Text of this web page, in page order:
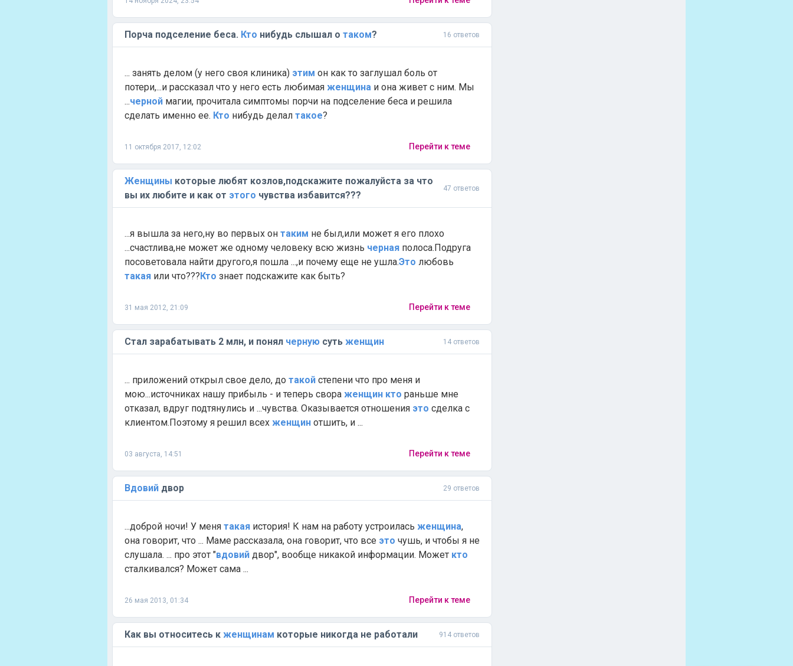
Порча подселение беса. Кто нибудь слышал о таком? 16 ответов
... занять делом (у него своя клиника) этим он как то заглушал боль от
потери,...и рассказал что у него есть любимая женщина и она живет с ним. Мы
...черной магии, прочитала симптомы порчи на подселение беса и решила
сделать именно ее. Кто нибудь делал такое?
11 октября 2017, 12:02 Перейти к теме
Женщины которые любят козлов,подскажите пожалуйста за что
вы их любите и как от этого чувства избавится???
47 ответов
...я вышла за него,ну во первых он таким не был,или может я его плохо
...счастлива,не может же одному человеку всю жизнь черная полоса.Подруга
посоветовала найти другого,я пошла ...,и почему еще не ушла.Это любовь
такая или что???Кто знает подскажите как быть?
31 мая 2012, 21:09 Перейти к теме
Стал зарабатывать 2 млн, и понял черную суть женщин 14 ответов
... приложений открыл свое дело, до такой степени что про меня и
мою...источниках нашу прибыль - и теперь свора женщин кто раньше мне
отказал, вдруг подтянулись и ...чувства. Оказывается отношения это сделка с
клиентом.Поэтому я решил всех женщин отшить, и ...
03 августа, 14:51 Перейти к теме
Вдовий двор 29 ответов
...доброй ночи! У меня такая история! К нам на работу устроилась женщина,
она говорит, что ... Маме рассказала, она говорит, что все это чушь, и чтобы я не
слушала. ... про этот "вдовий двор", вообще никакой информации. Может кто
сталкивался? Может сама ...
26 мая 2013, 01:34 Перейти к теме
Как вы относитесь к женщинам которые никогда не работали 914 ответов